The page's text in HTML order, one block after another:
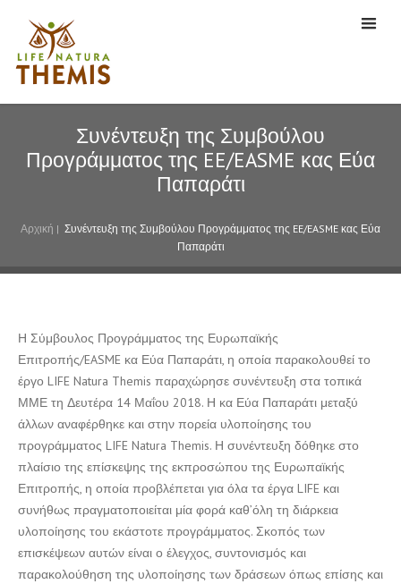
Συνέντευξη της Συμβούλου
Προγράμματος της EE/EASME κας Εύα
Παπαράτι
Αρχική | Συνέντευξη της Συμβούλου Προγράμματος της EE/EASME κας Εύα
Παπαράτι
Η Σύμβουλος Προγράμματος της Ευρωπαϊκής
Επιτροπής/EASME κα Εύα Παπαράτι, η οποία παρακολουθεί το
έργο LIFE Natura Themis παραχώρησε συνέντευξη στα τοπικά
ΜΜΕ τη Δευτέρα 14 Μαΐου 2018. Η κα Εύα Παπαράτι μεταξύ
άλλων αναφέρθηκε και στην πορεία υλοποίησης του
προγράμματος LIFE Natura Themis. Η συνέντευξη δόθηκε στο
πλαίσιο της επίσκεψης της εκπροσώπου της Ευρωπαϊκής
Επιτροπής, η οποία προβλέπεται για όλα τα έργα LIFE και
συνήθως πραγματοποιείται μία φορά καθ’όλη τη διάρκεια
υλοποίησης του εκάστοτε προγράμματος. Σκοπός των
επισκέψεων αυτών είναι ο έλεγχος, συντονισμός και
παρακολούθηση της υλοποίησης των δράσεων όπως επίσης και